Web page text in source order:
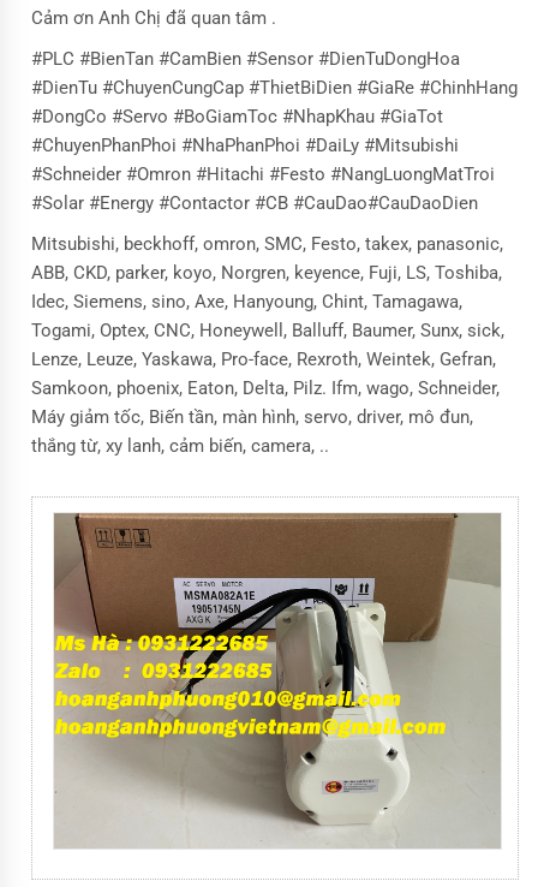
Cảm ơn Anh Chị đã quan tâm .
#PLC #BienTan #CamBien #Sensor #DienTuDongHoa
#DienTu #ChuyenCungCap #ThietBiDien #GiaRe #ChinhHang
#DongCo #Servo #BoGiamToc #NhapKhau #GiaTot
#ChuyenPhanPhoi #NhaPhanPhoi #DaiLy #Mitsubishi
#Schneider #Omron #Hitachi #Festo #NangLuongMatTroi
#Solar #Energy #Contactor #CB #CauDao#CauDaoDien
Mitsubishi, beckhoff, omron, SMC, Festo, takex, panasonic,
ABB, CKD, parker, koyo, Norgren, keyence, Fuji, LS, Toshiba,
Idec, Siemens, sino, Axe, Hanyoung, Chint, Tamagawa,
Togami, Optex, CNC, Honeywell, Balluff, Baumer, Sunx, sick,
Lenze, Leuze, Yaskawa, Pro-face, Rexroth, Weintek, Gefran,
Samkoon, phoenix, Eaton, Delta, Pilz. Ifm, wago, Schneider,
Máy giảm tốc, Biến tần, màn hình, servo, driver, mô đun,
thắng từ, xy lanh, cảm biến, camera, ..